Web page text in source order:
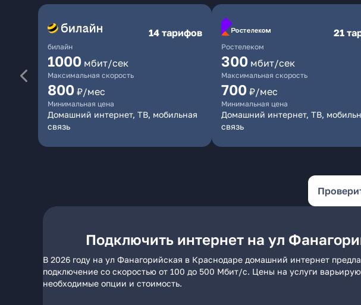
билайн
14 тарифов
1000 мбит/сек
Максимальная скорость
800 ₽/мес
Минимальная цена
Домашний интернет, ТВ, мобильная
связь
Ростелеком
21
300 мбит/сек
Максимальная скорость
700 ₽/мес
Минимальная цена
Домашний интернет, ТВ,
связь
Подключить интернет на ул
В 2026 году на ул Фанагорийская в Краснодаре домашний интернет
подключение со скоростью от 100 до 500 Мбит/с. Цены на услуги
необходимые опции и стоимость.